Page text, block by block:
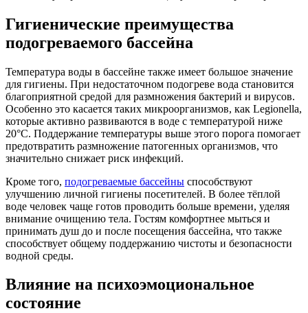
Гигиенические преимущества
подогреваемого бассейна
Температура воды в бассейне также имеет большое значение
для гигиены. При недостаточном подогреве вода становится
благоприятной средой для размножения бактерий и вирусов.
Особенно это касается таких микроорганизмов, как Legionella,
которые активно развиваются в воде с температурой ниже
20°C. Поддержание температуры выше этого порога помогает
предотвратить размножение патогенных организмов, что
значительно снижает риск инфекций.
Кроме того, подогреваемые бассейны способствуют
улучшению личной гигиены посетителей. В более тёплой
воде человек чаще готов проводить больше времени, уделяя
внимание очищению тела. Гостям комфортнее мыться и
принимать душ до и после посещения бассейна, что также
способствует общему поддержанию чистоты и безопасности
водной среды.
Влияние на психоэмоциональное
состояние